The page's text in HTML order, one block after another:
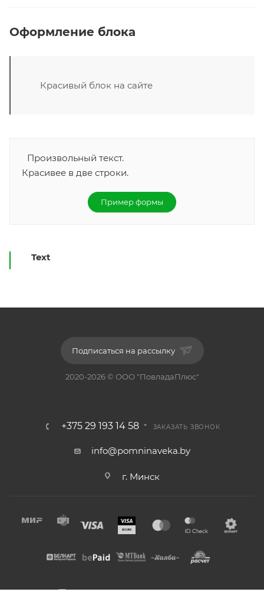
Оформление блока
Красивый блок на сайте
Произвольный текст.
Красивее в две строки.
Пример формы
Text
Подписаться на рассылку
2020-2026 © ООО "ПовладаПлюс"
+375 29 193 14 58 ЗАКАЗАТЬ ЗВОНОК
info@pomninaveka.by
г. Минск